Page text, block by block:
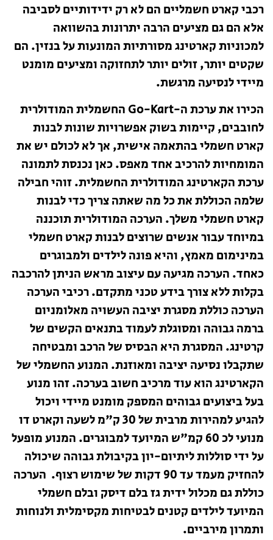
רכבי קארט חשמליים הם לא רק ידידותיים לסביבה
אלא הם גם מציעים הרבה יתרונות בהשוואה
למכוניות קארטינג מסורתיות המונעות על בנזין. הם
שקטים יותר, זולים יותר לתחזוקה ומציעים מומנט
מיידי לנסיעה מרגשת.
הכירו את ערכת ה-Go-Kart החשמלית המודולרית
לחובבים, קיימות בשוק אפשרויות שונות לבנות
קארט חשמלי בהתאמה אישית, אך לא לכולם יש את
המומחיות להרכיב אחד מאפס. כאן נכנסת לתמונה
ערכת הקארטינג המודולרית החשמלית. זוהי חבילה
שלמה הכוללת את כל מה שאתה צריך כדי לבנות
קארט חשמלי משלך. הערכה המודולרית תוכננה
במיוחד עבור אנשים שרוצים לבנות קארט חשמלי
במינימום מאמץ, והיא פונה לילדים ולמבוגרים
כאחד. הערכה מגיעה עם עיצוב מראש הניתן להרכבה
בקלות ללא צורך בידע טכני מתקדם. רכיבי הערכה
הערכה כוללת מסגרת יציבה העשויה מאלומניום
ברמה גבוהה ומסוגלת לעמוד בתנאים הקשים של
קרטינג. המסגרת היא הבסיס של הרכב ומבטיחה
שתקבלו נסיעה יציבה ומאוזנת. המנוע החשמלי של
הקארטינג הוא עוד מרכיב חשוב בערכה. זהו מנוע
בעל ביצועים גבוהים המספק מומנט מיידי ויכול
להגיע למהירות מרבית של 30 ק"מ לשעה וקארט דו
מנועי לכ 60 קמ"ש המיועד למבוגרים. המנוע מופעל
על ידי סוללות ליתיום-יון בקיבולת גבוהה שיכולה
להחזיק מעמד עד 90 דקות של שימוש רצוף. הערכה
כוללת גם מכלול ידית גז בלם דיסק ובלם חשמלי
המיועד לילדים קטנים לבטיחות מקסימלית ולנוחות
ותמרון מירביים.